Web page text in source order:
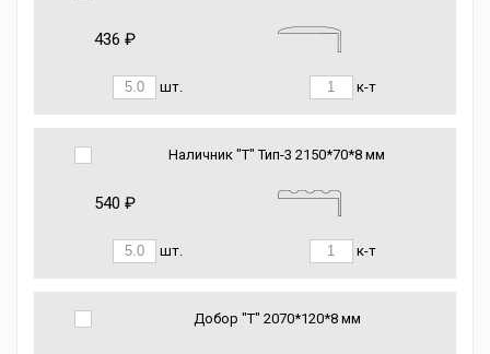
436 ₽
шт. к-т
Наличник "Т" Тип-3 2150*70*8 мм
540 ₽
шт. к-т
Добор "Т" 2070*120*8 мм